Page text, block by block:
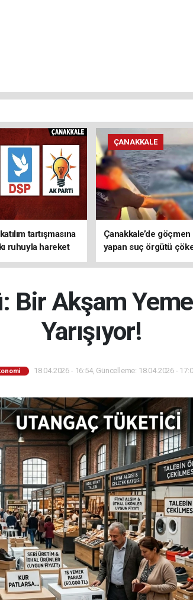
tartışmasına
ruhuyla hareket
ÇANAKKALE
Çanakkale’de göçmen
yapan suç örgütü
tutuklama
Bir Akşam
Yarışıyor!
18.04.2026 - 16:54, Güncelleme: 18.04.2026 -